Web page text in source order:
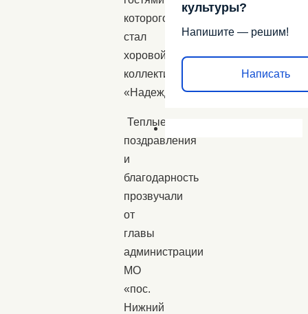
которого
стал
хоровой
коллектив
«Надежда».
Теплые
поздравления
и
благодарность
прозвучали
от
главы
администрации
МО
«пос.
Нижний
культуры?
Напишите — решим!
Написать